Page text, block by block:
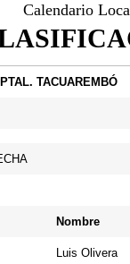
Calendario
TACUAREMBÓ
Nombre
Luis Olivera